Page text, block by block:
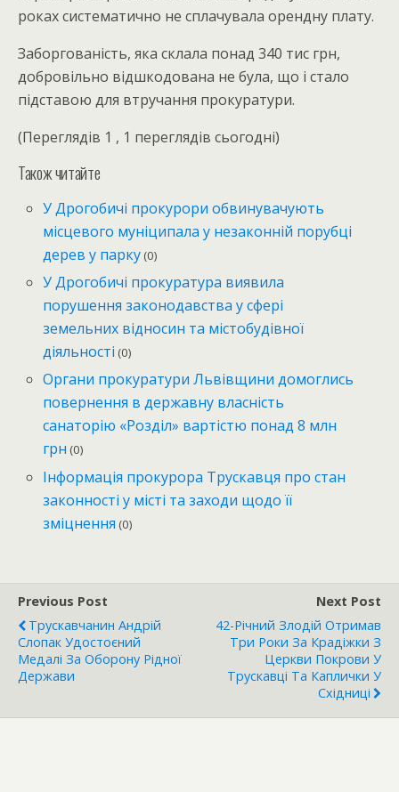
роках систематично не сплачувала орендну плату.
Заборгованість, яка склала понад 340 тис грн,
добровільно відшкодована не була, що і стало
підставою для втручання прокуратури.
(Переглядів 1 , 1 переглядів сьогодні)
Також читайте
У Дрогобичі прокурори обвинувачують
місцевого муніципала у незаконній порубці
дерев у парку (0)
У Дрогобичі прокуратура виявила
порушення законодавства у сфері
земельних відносин та містобудівної
діяльності (0)
Органи прокуратури Львівщини домоглись
повернення в державну власність
санаторію «Розділ» вартістю понад 8 млн
грн (0)
Інформація прокурора Трускавця про стан
законності у місті та заходи щодо її
зміцнення (0)
Previous Post
Трускавчанин Андрій
Слопак Удостоєний
Медалі За Оборону Рідної
Держави
Next Post
42-Річний Злодій Отримав
Три Роки За Крадіжки З
Церкви Покрови У
Трускавці Та Каплички У
Східниці